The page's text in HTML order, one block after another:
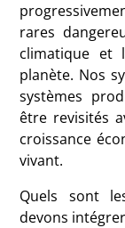
rares
climatique et
planète. Nos
systèmes
être revisités
croissance
vivant.
Quels sont
devons